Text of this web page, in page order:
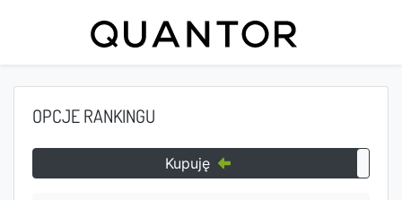
OPCJE RANKINGU
Kupuję